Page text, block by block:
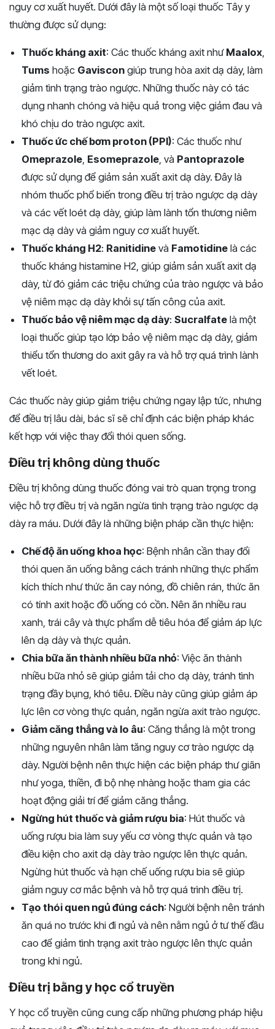
nguy cơ xuất huyết. Dưới đây là một số loại thuốc Tây y
thường được sử dụng:
Thuốc kháng axit: Các thuốc kháng axit như Maalox,
Tums hoặc Gaviscon giúp trung hòa axit dạ dày, làm
giảm tình trạng trào ngược. Những thuốc này có tác
dụng nhanh chóng và hiệu quả trong việc giảm đau và
khó chịu do trào ngược axit.
Thuốc ức chế bơm proton (PPI): Các thuốc như
Omeprazole, Esomeprazole, và Pantoprazole
được sử dụng để giảm sản xuất axit dạ dày. Đây là
nhóm thuốc phổ biến trong điều trị trào ngược dạ dày
và các vết loét dạ dày, giúp làm lành tổn thương niêm
mạc dạ dày và giảm nguy cơ xuất huyết.
Thuốc kháng H2: Ranitidine và Famotidine là các
thuốc kháng histamine H2, giúp giảm sản xuất axit dạ
dày, từ đó giảm các triệu chứng của trào ngược và bảo
vệ niêm mạc dạ dày khỏi sự tấn công của axit.
Thuốc bảo vệ niêm mạc dạ dày: Sucralfate là một
loại thuốc giúp tạo lớp bảo vệ niêm mạc dạ dày, giảm
thiểu tổn thương do axit gây ra và hỗ trợ quá trình lành
vết loét.
Các thuốc này giúp giảm triệu chứng ngay lập tức, nhưng
để điều trị lâu dài, bác sĩ sẽ chỉ định các biện pháp khác
kết hợp với việc thay đổi thói quen sống.
Điều trị không dùng thuốc
Điều trị không dùng thuốc đóng vai trò quan trọng trong
việc hỗ trợ điều trị và ngăn ngừa tình trạng trào ngược dạ
dày ra máu. Dưới đây là những biện pháp cần thực hiện:
Chế độ ăn uống khoa học: Bệnh nhân cần thay đổi
thói quen ăn uống bằng cách tránh những thực phẩm
kích thích như thức ăn cay nóng, đồ chiên rán, thức ăn
có tính axit hoặc đồ uống có cồn. Nên ăn nhiều rau
xanh, trái cây và thực phẩm dễ tiêu hóa để giảm áp lực
lên dạ dày và thực quản.
Chia bữa ăn thành nhiều bữa nhỏ: Việc ăn thành
nhiều bữa nhỏ sẽ giúp giảm tải cho dạ dày, tránh tình
trạng đầy bụng, khó tiêu. Điều này cũng giúp giảm áp
lực lên cơ vòng thực quản, ngăn ngừa axit trào ngược.
Giảm căng thẳng và lo âu: Căng thẳng là một trong
những nguyên nhân làm tăng nguy cơ trào ngược dạ
dày. Người bệnh nên thực hiện các biện pháp thư giãn
như yoga, thiền, đi bộ nhẹ nhàng hoặc tham gia các
hoạt động giải trí để giảm căng thẳng.
Ngừng hút thuốc và giảm rượu bia: Hút thuốc và
uống rượu bia làm suy yếu cơ vòng thực quản và tạo
điều kiện cho axit dạ dày trào ngược lên thực quản.
Ngừng hút thuốc và hạn chế uống rượu bia sẽ giúp
giảm nguy cơ mắc bệnh và hỗ trợ quá trình điều trị.
Tạo thói quen ngủ đúng cách: Người bệnh nên tránh
ăn quá no trước khi đi ngủ và nên nằm ngủ ở tư thế đầu
cao để giảm tình trạng axit trào ngược lên thực quản
trong khi ngủ.
Điều trị bằng y học cổ truyền
Y học cổ truyền cũng cung cấp những phương pháp hiệu